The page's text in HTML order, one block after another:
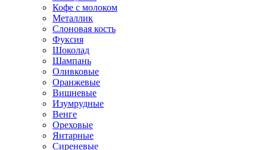
Кофе с молоком
Металлик
Слоновая кость
Фуксия
Шоколад
Шампань
Оливковые
Оранжевые
Вишневые
Изумрудные
Венге
Ореховые
Янтарные
Сиреневые